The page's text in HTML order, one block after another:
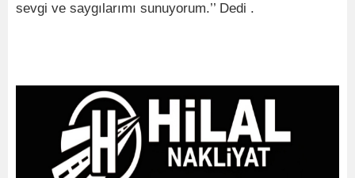
sevgi ve saygılarımı sunuyorum.’’ Dedi .